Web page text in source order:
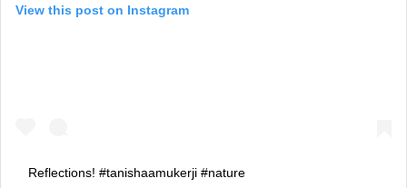
View this post on Instagram
Reflections! #tanishaamukerji #nature